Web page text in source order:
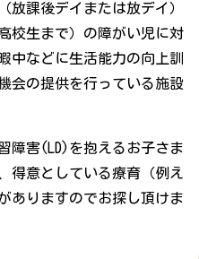
放課後デイまたは放デイ）
校生まで）の障がい児に対
中などに生活能力の向上訓
会の提供を行っている施設
障害(LD)を抱えるお子さま
得意としている療育（例え
ありますのでお探し頂けま